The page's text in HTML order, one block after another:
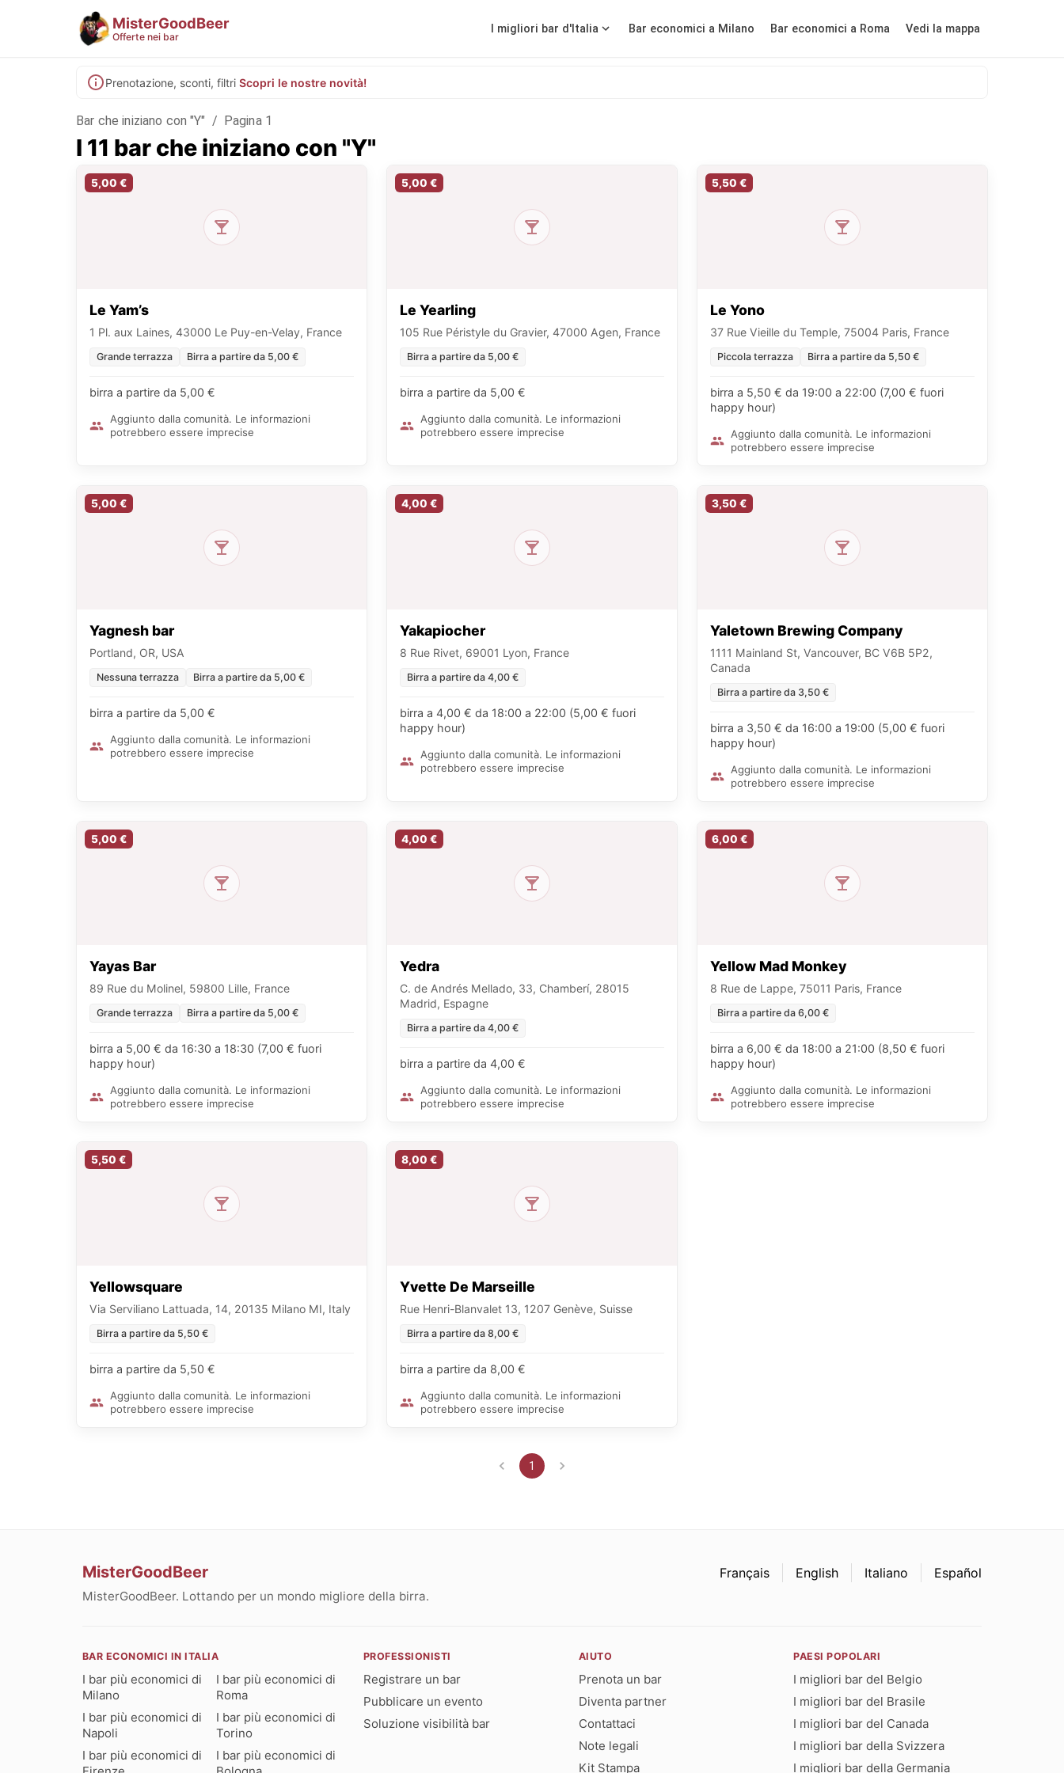
MisterGoodBeer
Offerte nei bar
I migliori bar d'Italia Bar economici a Milano Bar economici a Roma Vedi la mappa
Prenotazione, sconti, filtri Scopri le nostre novità!
Bar che iniziano con "Y" / Pagina 1
I 11 bar che iniziano con "Y"
5,00 €
Le Yam’s
1 Pl. aux Laines, 43000 Le Puy-en-Velay, France
Grande terrazza Birra a partire da 5,00 €
birra a partire da 5,00 €
Aggiunto dalla comunità. Le informazioni
potrebbero essere imprecise
5,00 €
Le Yearling
105 Rue Péristyle du Gravier, 47000 Agen, France
Birra a partire da 5,00 €
birra a partire da 5,00 €
Aggiunto dalla comunità. Le informazioni
potrebbero essere imprecise
5,50 €
Le Yono
37 Rue Vieille du Temple, 75004 Paris, France
Piccola terrazza Birra a partire da 5,50 €
birra a 5,50 € da 19:00 a 22:00 (7,00 € fuori
happy hour)
Aggiunto dalla comunità. Le informazioni
potrebbero essere imprecise
5,00 €
Yagnesh bar
Portland, OR, USA
Nessuna terrazza Birra a partire da 5,00 €
birra a partire da 5,00 €
Aggiunto dalla comunità. Le informazioni
potrebbero essere imprecise
4,00 €
Yakapiocher
8 Rue Rivet, 69001 Lyon, France
Birra a partire da 4,00 €
birra a 4,00 € da 18:00 a 22:00 (5,00 € fuori
happy hour)
Aggiunto dalla comunità. Le informazioni
potrebbero essere imprecise
3,50 €
Yaletown Brewing Company
1111 Mainland St, Vancouver, BC V6B 5P2,
Canada
Birra a partire da 3,50 €
birra a 3,50 € da 16:00 a 19:00 (5,00 € fuori
happy hour)
Aggiunto dalla comunità. Le informazioni
potrebbero essere imprecise
5,00 €
Yayas Bar
89 Rue du Molinel, 59800 Lille, France
Grande terrazza Birra a partire da 5,00 €
birra a 5,00 € da 16:30 a 18:30 (7,00 € fuori
happy hour)
Aggiunto dalla comunità. Le informazioni
potrebbero essere imprecise
4,00 €
Yedra
C. de Andrés Mellado, 33, Chamberí, 28015
Madrid, Espagne
Birra a partire da 4,00 €
birra a partire da 4,00 €
Aggiunto dalla comunità. Le informazioni
potrebbero essere imprecise
6,00 €
Yellow Mad Monkey
8 Rue de Lappe, 75011 Paris, France
Birra a partire da 6,00 €
birra a 6,00 € da 18:00 a 21:00 (8,50 € fuori
happy hour)
Aggiunto dalla comunità. Le informazioni
potrebbero essere imprecise
5,50 €
Yellowsquare
Via Serviliano Lattuada, 14, 20135 Milano MI, Italy
Birra a partire da 5,50 €
birra a partire da 5,50 €
Aggiunto dalla comunità. Le informazioni
potrebbero essere imprecise
8,00 €
Yvette De Marseille
Rue Henri-Blanvalet 13, 1207 Genève, Suisse
Birra a partire da 8,00 €
birra a partire da 8,00 €
Aggiunto dalla comunità. Le informazioni
potrebbero essere imprecise
1
MisterGoodBeer
MisterGoodBeer. Lottando per un mondo migliore della birra.
Français English Italiano Español
BAR ECONOMICI IN ITALIA
I bar più economici di
Milano
I bar più economici di
Roma
I bar più economici di
Napoli
I bar più economici di
Torino
I bar più economici di
I bar più economici di
PROFESSIONISTI
Registrare un bar
Pubblicare un evento
Soluzione visibilità bar
AIUTO
Prenota un bar
Diventa partner
Contattaci
Note legali
Kit Stampa
PAESI POPOLARI
I migliori bar del Belgio
I migliori bar del Brasile
I migliori bar del Canada
I migliori bar della Svizzera
I migliori bar della Germania